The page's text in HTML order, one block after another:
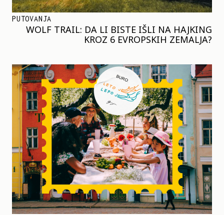
PUTOVANJA
WOLF TRAIL: DA LI BISTE IŠLI NA HAJKING
KROZ 6 EVROPSKIH ZEMALJA?